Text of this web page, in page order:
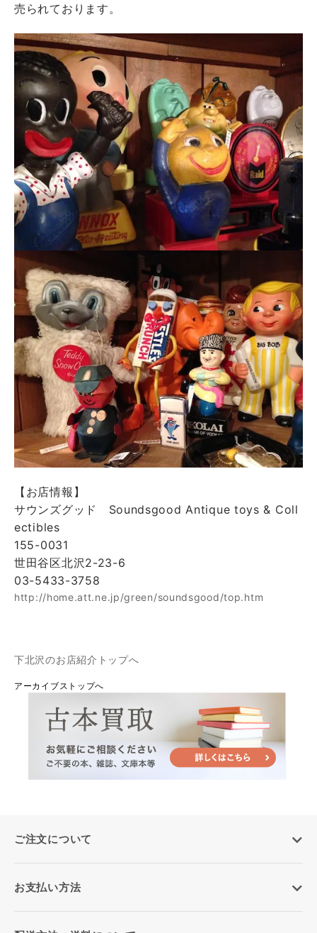
売られております。
【お店情報】
サウンズグッド Soundsgood Antique toys & Coll
ectibles
155-0031
世田谷区北沢2-23-6
03-5433-3758
http://home.att.ne.jp/green/soundsgood/top.htm
下北沢のお店紹介トップへ
アーカイブストップへ
ご注文について
お支払い方法